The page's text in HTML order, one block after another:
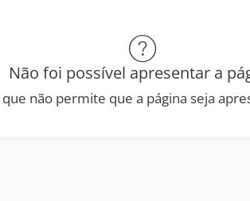
Não foi possível apresentar a
não permite que a página seja